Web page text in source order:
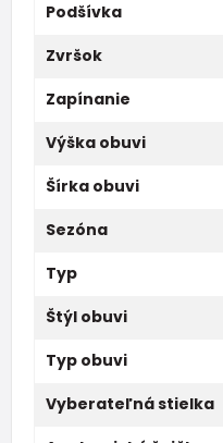
Podšívka
Zvršok
Zapínanie
Výška obuvi
Šírka obuvi
Sezóna
Typ
Štýl obuvi
Typ obuvi
Vyberateľná stielka